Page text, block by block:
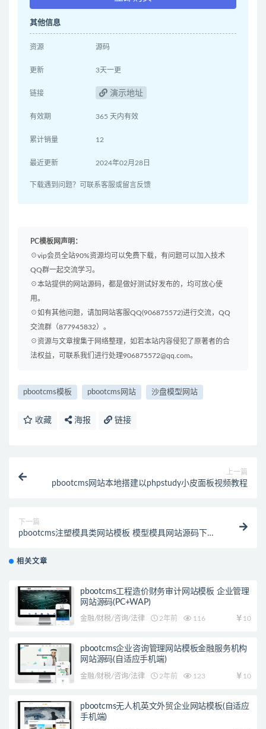
其他信息
资源 源码
更新 3天一更
链接 演示地址
有效期 365 天内有效
累计销量 12
最近更新 2024年02月28日
下载遇到问题？可联系客服或留言反馈
PC模板网声明：
☉vip会员全站90%资源均可以免费下载，有问题可以加入技术
QQ群一起交流学习。
☉本站提供的网站源码，都是做好测试好发布的，均可放心使
用。
☉如有其他问题，请加网站客服QQ(906875572)进行交流，QQ
交流群（877945832）。
☉资源与文章搜集于网络整理，如若本站内容侵犯了原著者的合
法权益，可联系我们进行处理906875572@qq.com。
pbootcms模板 pbootcms网站 沙盘模型网站
收藏 海报 链接
上一篇
pbootcms网站本地搭建以phpstudy小皮面板视频教程
下一篇
pbootcms注塑模具类网站模板 模型模具网站源码下载
相关文章
pbootcms工程造价财务审计网站模板 企业管理
网站源码(PC+WAP)
金融/财税/咨询/法律 2年前 116 10
pbootcms企业咨询管理网站模板金融服务机构
网站源码(自适应手机端)
金融/财税/咨询/法律 2年前 123 10
pbootcms无人机英文外贸企业网站模板(自适应
手机端)